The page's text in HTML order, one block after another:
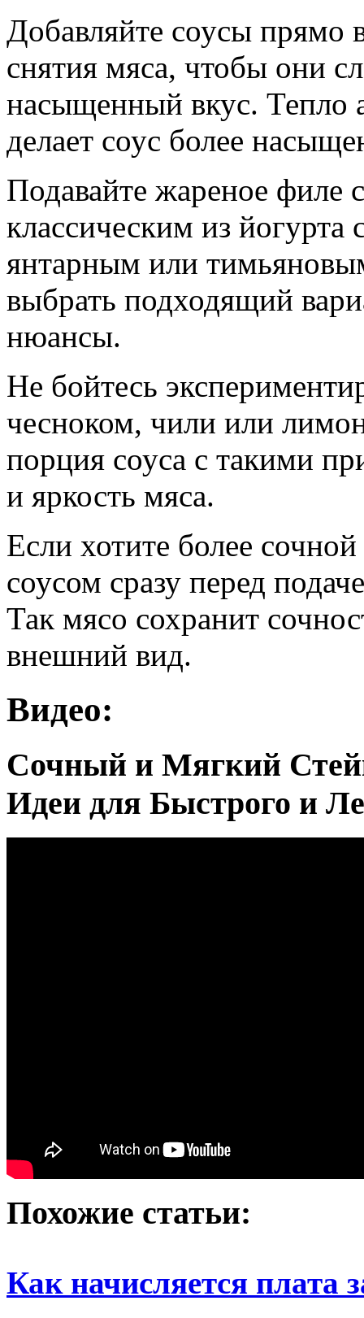
Добавляйте соусы прямо
снятия мяса, чтобы они
насыщенный вкус. Тепло
делает соус более
Подавайте жареное филе
классическим из
янтарным или
выбрать подходящий
нюансы.
Не бойтесь
чесноком, чили или
порция соуса с такими
и яркость мяса.
Если хотите более
соусом сразу перед
Так мясо сохранит
внешний вид.
Видео:
Сочный и Мягкий
Идеи для Быстрого и
Похожие статьи:
Как начисляется плата